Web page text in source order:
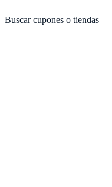
Buscar cupones o tiendas